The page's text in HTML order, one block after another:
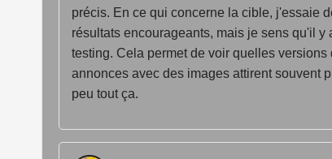
précis. En ce qui concerne la cible, j'essaie
résultats encourageants, mais je sens qu'il
testing. Cela permet de voir quelles
annonces avec des images attirent souvent
peu tout ça.